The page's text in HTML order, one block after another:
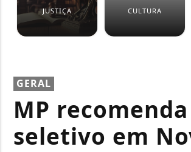
JUSTIÇA CULTURA
GERAL
MP
seletivo em